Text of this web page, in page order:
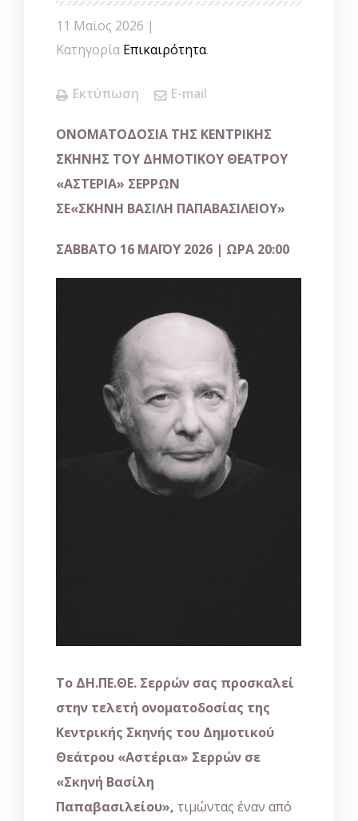
11 Μαϊος 2026 |
Κατηγορία Επικαιρότητα.
Εκτύπωση E-mail
ΟΝΟΜΑΤΟΔΟΣΙΑ ΤΗΣ ΚΕΝΤΡΙΚΗΣ
ΣΚΗΝΗΣ ΤΟΥ ΔΗΜΟΤΙΚΟΥ ΘΕΑΤΡΟΥ
«ΑΣΤΕΡΙΑ» ΣΕΡΡΩΝ
ΣΕ«ΣΚΗΝΗ ΒΑΣΙΛΗ ΠΑΠΑΒΑΣΙΛΕΙΟΥ»
ΣΑΒΒΑΤΟ 16 ΜΑΪΟΥ 2026 | ΩΡΑ 20:00
Το ΔΗ.ΠΕ.ΘΕ. Σερρών σας προσκαλεί
στην τελετή ονοματοδοσίας της
Κεντρικής Σκηνής του Δημοτικού
Θεάτρου «Αστέρια» Σερρών σε
«Σκηνή Βασίλη
Παπαβασιλείου», τιμώντας έναν από